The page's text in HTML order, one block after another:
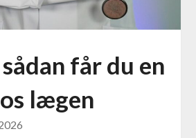
får du en
lægen